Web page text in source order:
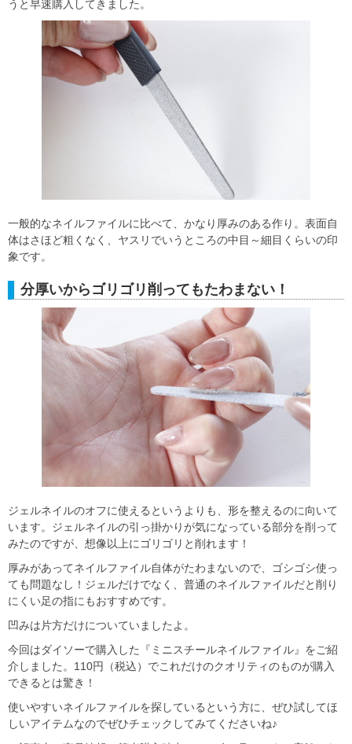
うと早速購入してきました。
一般的なネイルファイルに比べて、かなり厚みのある作り。表面自
体はさほど粗くなく、ヤスリでいうところの中目～細目くらいの印
象です。
分厚いからゴリゴリ削ってもたわまない！
ジェルネイルのオフに使えるというよりも、形を整えるのに向いて
います。ジェルネイルの引っ掛かりが気になっている部分を削って
みたのですが、想像以上にゴリゴリと削れます！
厚みがあってネイルファイル自体がたわまないので、ゴシゴシ使っ
ても問題なし！ジェルだけでなく、普通のネイルファイルだと削り
にくい足の指にもおすすめです。
凹みは片方だけについていましたよ。
今回はダイソーで購入した『ミニスチールネイルファイル』をご紹
介しました。110円（税込）でこれだけのクオリティのものが購入
できるとは驚き！
使いやすいネイルファイルを探しているという方に、ぜひ試してほ
しいアイテムなのでぜひチェックしてみてくださいね♪